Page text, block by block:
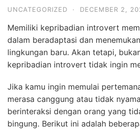
UNCATEGORIZED · DECEMBER 2,
Memiliki kepribadian introvert
dalam beradaptasi dan
lingkungan baru. Akan tetapi,
kepribadian introvert tidak ingin
Jika kamu ingin memulai
merasa canggung atau tidak
berinteraksi dengan orang yang
bingung. Berikut ini adalah